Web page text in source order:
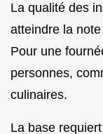
La qualité des
atteindre la
Pour une
personnes,
culinaires.
La base